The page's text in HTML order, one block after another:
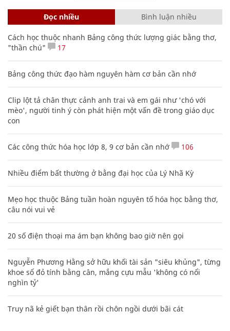
Đọc nhiều Bình luận nhiều
Cách học thuộc nhanh Bảng công thức lượng giác bằng thơ,
"thần chú"
17
Bảng công thức đạo hàm nguyên hàm cơ bản cần nhớ
Clip lột tả chân thực cảnh anh trai và em gái như 'chó với
mèo', người tinh ý còn phát hiện một vấn đề trong giáo dục
con
Các công thức hóa học lớp 8, 9 cơ bản cần nhớ 106
Nhiều điểm bất thường ở bằng đại học của Lý Nhã Kỳ
Mẹo học thuộc Bảng tuần hoàn nguyên tố hóa học bằng thơ,
câu nói vui vẻ
20 số điện thoại ma ám bạn không bao giờ nên gọi
Nguyễn Phương Hằng sở hữu khối tài sản "siêu khủng", từng
khoe sổ đỏ tính bằng cân, mắng cựu mẫu 'không có nổi
nghìn tỷ'
Truy nã kẻ giết bạn thân rồi chôn ngồi dưới bãi cát